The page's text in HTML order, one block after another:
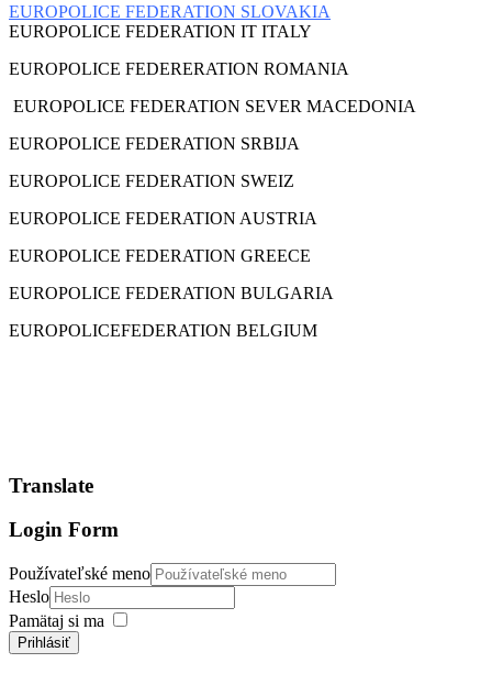
EUROPOLICE FEDERATION SLOVAKIA
EUROPOLICE FEDERATION IT ITALY
EUROPOLICE FEDERERATION ROMANIA
EUROPOLICE FEDERATION SEVER MACEDONIA
EUROPOLICE FEDERATION SRBIJA
EUROPOLICE FEDERATION SWEIZ
EUROPOLICE FEDERATION AUSTRIA
EUROPOLICE FEDERATION GREECE
EUROPOLICE FEDERATION BULGARIA
EUROPOLICEFEDERATION BELGIUM
Translate
Login Form
Používateľské meno
Heslo
Pamätaj si ma
Prihlásiť